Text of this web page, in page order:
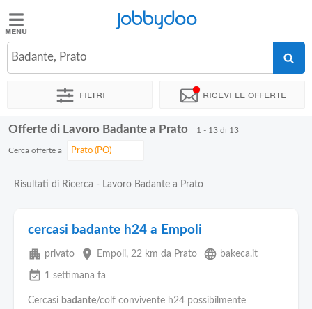
Jobbydoo
Offerte
Stipendi
Elenco
Jobbydoo
Badante, Prato
Filtri Ricevi le offerte
Offerte di Lavoro Badante a Prato 1 - 13 di 13
Cerca offerte a
Risultati di Ricerca - Lavoro Badante a Prato
cercasi badante h24 a Empoli
apartment privato place Empoli, 22 km da Prato language bakeca.it
event_available 1 settimana fa
Cercasi badante/colf convivente h24 possibilmente